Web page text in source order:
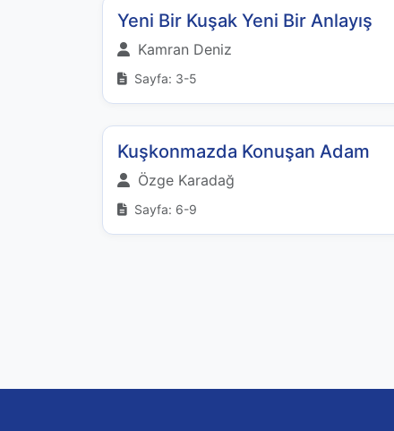
Yeni Bir Kuşak Yeni Bir Anlayış
Kamran Deniz
Sayfa: 3-5
Kuşkonmazda Konuşan Adam
Özge Karadağ
Sayfa: 6-9